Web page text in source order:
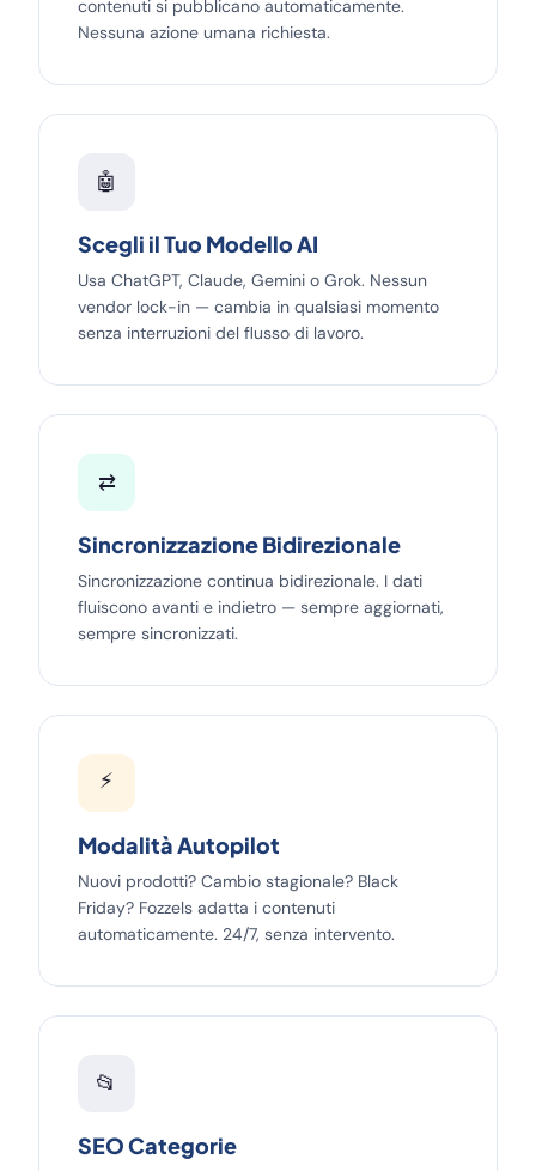
contenuti si pubblicano automaticamente.
Nessuna azione umana richiesta.
🤖
Scegli il Tuo Modello AI
Usa ChatGPT, Claude, Gemini o Grok. Nessun
vendor lock-in — cambia in qualsiasi momento
senza interruzioni del flusso di lavoro.
⇄
Sincronizzazione Bidirezionale
Sincronizzazione continua bidirezionale. I dati
fluiscono avanti e indietro — sempre aggiornati,
sempre sincronizzati.
⚡
Modalità Autopilot
Nuovi prodotti? Cambio stagionale? Black
Friday? Fozzels adatta i contenuti
automaticamente. 24/7, senza intervento.
📂
SEO Categorie